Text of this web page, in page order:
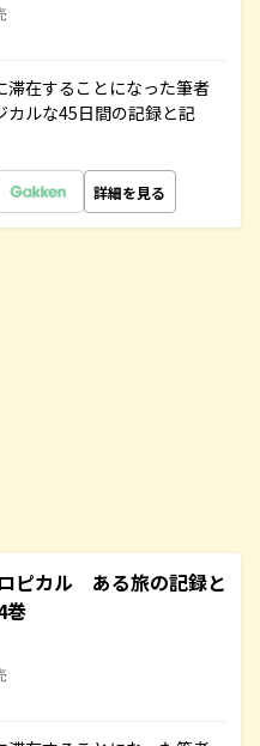
滞在することになった筆者
カルな45日間の記録と記
詳細を見る
ピカル ある旅の記録と